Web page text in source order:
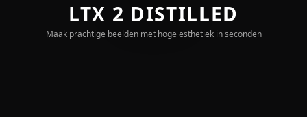
LTX 2 DISTILLED
Maak prachtige beelden met hoge esthetiek in seconden